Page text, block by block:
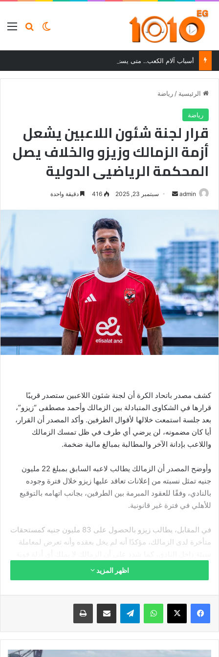
بحثالوضع
أسباب آلام الكعب.. متى يستدعي الألم زيارة الطبيب؟
الرئيسية / رياضة
رياضة
قرار لجنة شئون اللاعبين يشعل
أزمة الزمالك وزيزو والخلاف يصل
المحكمة الرياضيى الدولية
admin
أرسل سبتمبر 23, 2025 416 دقيقة واحدة
كشف مصدر باتحاد الكرة أن لجنة شئون اللاعبين ستصدر قريبًا
قرارها في الشكاوى المتبادلة بين الزمالك وأحمد مصطفى “زيزو”،
بعد جلسة استمعت خلالها لأقوال الطرفين. وأكد المصدر أن القرار،
أيا كان مضمونه، لن يرضي أي طرف في ظل تمسك الزمالك
واللاعب بإدانة الآخر والمطالبة بمبالغ مالية ضخمة.
وأوضح المصدر أن الزمالك يطالب لاعبه السابق بمبلغ 22 مليون
جنيه تمثل نسبته من إعلانات تعاقد عليها زيزو خلال فترة وجوده
بالنادي، وفقًا للعقود المبرمة بين الطرفين، بجانب اتهامه بالتوقيع
للأهلي في فترة غير قانونية.
في المقابل، يطالب زيزو بالحصول على 83 مليون جنيه كمستحقات
متأخرة لدى الزمالك، مؤكدًا أنه لم يخل بعقده وأنه تعرض لمعاملة
ضده سوى لقطات من مواقع التواصل الاجتماعي.
الطرفان بعد صدور القرار إلى لجنة الاستئناف أو التظلمات باتحاد
الكرة، ثم رفع القضية إلى المحكمة الرياضية الدولية “كاس” للفصل
اظهر المزيد
فيسبوك ‫X واتساب تيلقرام مشاركة عبر البريد طباعة